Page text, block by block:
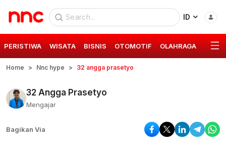
ID
PERISTIWA WISATA BISNIS OTOMOTIF OLAHRAGA GAYA
Home Nnc hype 32 angga prasetyo
32 Angga Prasetyo
Mengajar
Bagikan Via